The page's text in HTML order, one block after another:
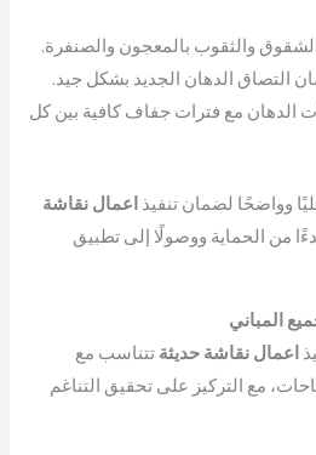
والثقوب بالمعجون والصنفرة.
التصاق الدهان الجديد بشكل جيد.
الدهان مع فترات جفاف كافية بين كل
وواضحًا لضمان تنفيذ اعمال نقاشة
من الحماية ووصولًا إلى تطبيق
المباني
اعمال نقاشة حديثة تتناسب مع
مع التركيز على تحقيق التناغم